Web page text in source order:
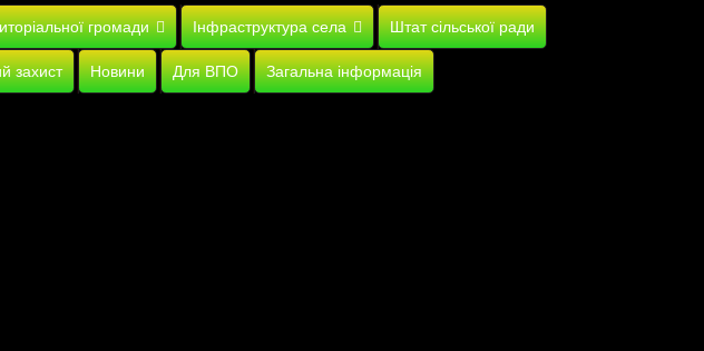
громади Інфраструктура села Штат сільської ради
захист Новини Для ВПО Загальна інформація